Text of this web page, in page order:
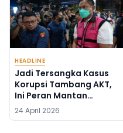
HEADLINE
Jadi Tersangka Kasus
Korupsi Tambang AKT,
Ini Peran Mantan
Syahbandar Rangga
Ilung
24 April 2026